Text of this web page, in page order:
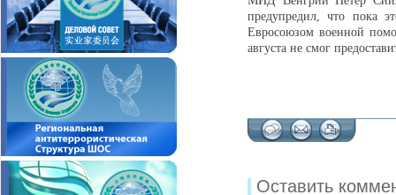
предупредил, что пока
Евросоюзом военной
августа не смог
Оставить